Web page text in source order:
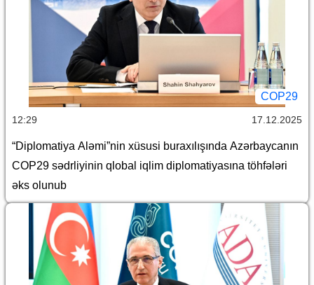
COP29
12:29 17.12.2025
“Diplomatiya Aləmi”nin xüsusi buraxılışında Azərbaycanın
COP29 sədrliyinin qlobal iqlim diplomatiyasına töhfələri
əks olunub